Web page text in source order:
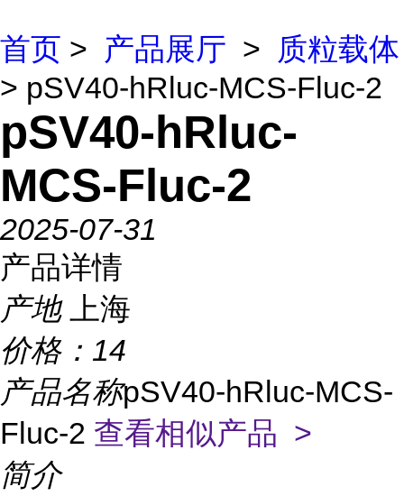
首页 > 产品展厅 >
质粒载体
> pSV40-hRluc-MCS-Fluc-2
pSV40-hRluc-
MCS-Fluc-2
2025-07-31
产品详情
产地
上海
价格： 14
产品名称pSV40-hRluc-MCS-
Fluc-2 查看相似产品 >
简介